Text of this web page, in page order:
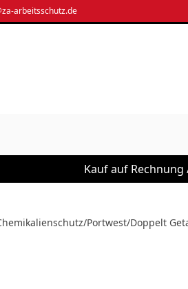
arbeitsschutz.de
Kauf auf
/Portwest/Doppelt